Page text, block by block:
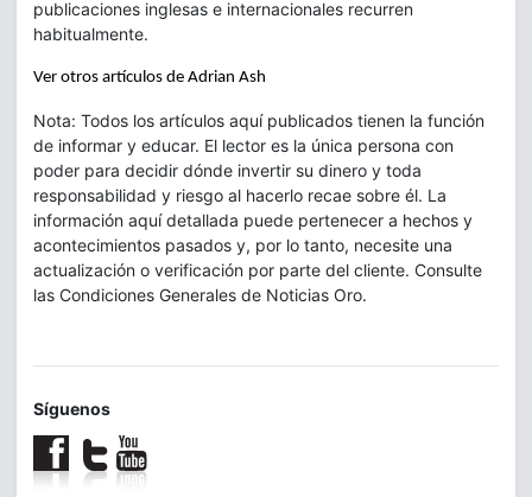
publicaciones inglesas e internacionales recurren
habitualmente.
Ver otros artículos de Adrian Ash
Nota: Todos los artículos aquí publicados tienen la función
de informar y educar. El lector es la única persona con
poder para decidir dónde invertir su dinero y toda
responsabilidad y riesgo al hacerlo recae sobre él. La
información aquí detallada puede pertenecer a hechos y
acontecimientos pasados y, por lo tanto, necesite una
actualización o verificación por parte del cliente. Consulte
las Condiciones Generales de Noticias Oro.
Síguenos